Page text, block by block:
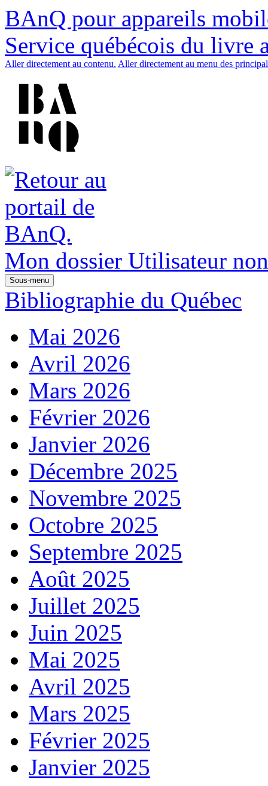
BAnQ pour appareils
Service québécois du livre
Aller directement au contenu. Aller directement au menu des
Mon dossier Utilisateur
Sous-menu
Bibliographie du Québec
Mai 2026
Avril 2026
Mars 2026
Février 2026
Janvier 2026
Décembre 2025
Novembre 2025
Octobre 2025
Septembre 2025
Août 2025
Juillet 2025
Juin 2025
Mai 2025
Avril 2025
Mars 2025
Février 2025
Janvier 2025